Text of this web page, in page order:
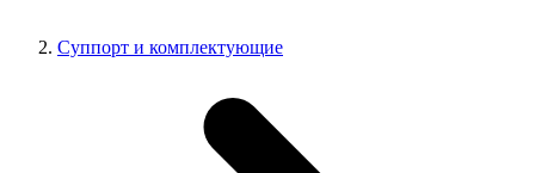
Суппорт и комплектующие